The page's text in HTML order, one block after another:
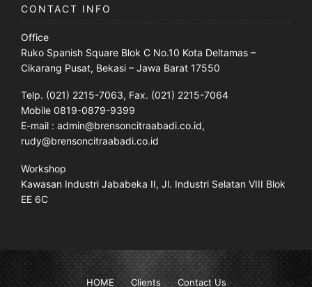
CONTACT INFO
Office
Ruko Spanish Square Blok C No.10 Kota Deltamas –
Cikarang Pusat, Bekasi – Jawa Barat 17550
Telp. (021) 2215-7063, Fax. (021) 2215-7064
Mobile 0819-0879-9399
E-mail : admin@brensoncitraabadi.co.id,
rudy@brensoncitraabadi.co.id
Workshop
Kawasan Industri Jababeka II, Jl. Industri Selatan VIII Blok
EE 6C
HOME Clients Contact Us